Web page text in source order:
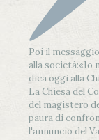
Poi il
alla società:«Io
dica oggi alla
La Chiesa del
del magistero
paura di
l'annuncio del